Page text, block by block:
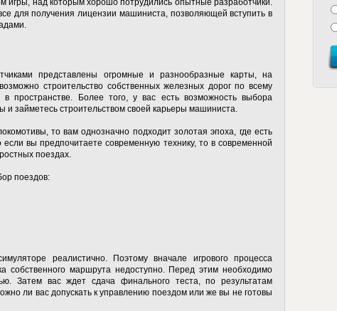
игры, над которым хорошо потрудились опытные разработчики.
для получения лицензии машиниста, позволяющей вступить в
представлены огромные и разнообразные карты, на
строительство собственных железных дорог по всему
в пространстве. Более того, у вас есть возможность выбора
и займетесь строительством своей карьеры машиниста.
то вам однозначно подходит золотая эпоха, где есть
вы предпочитаете современную технику, то в современной
поездах.
поездов:
реалистично. Поэтому вначале игрового процесса
собственного маршрута недоступно. Перед этим необходимо
Затем вас ждет сдача финального теста, по результатам
ли вас допускать к управлению поездом или же вы не готовы